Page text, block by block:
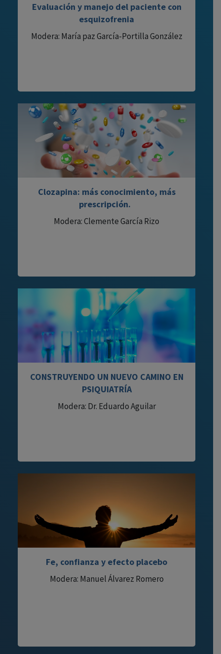
Evaluación y manejo del paciente con
esquizofrenia
Modera: María paz García-Portilla González
Clozapina: más conocimiento, más
prescripción.
Modera: Clemente García Rizo
CONSTRUYENDO UN NUEVO CAMINO EN
PSIQUIATRÍA
Modera: Dr. Eduardo Aguilar
Fe, confianza y efecto placebo
Modera: Manuel Álvarez Romero